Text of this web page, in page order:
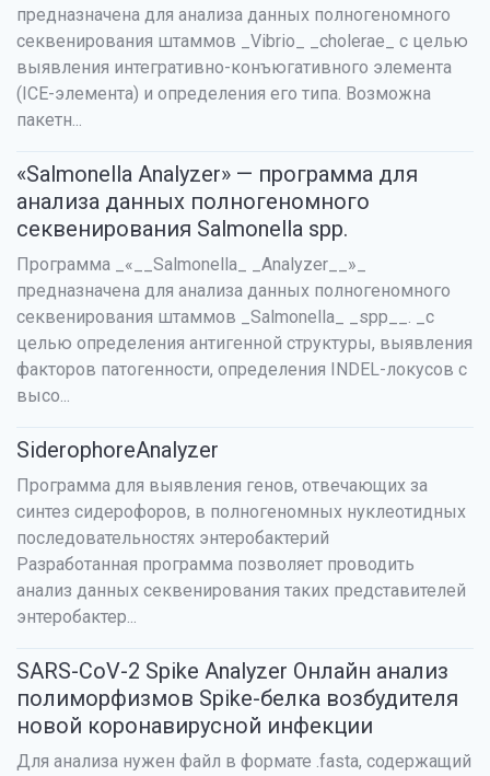
предназначена для анализа данных полногеномного
секвенирования штаммов _Vibrio_ _cholerae_ с целью
выявления интегративно-конъюгативного элемента
(ICE-элемента) и определения его типа. Возможна
пакетн...
«Salmonella Analyzer» — программа для
анализа данных полногеномного
секвенирования Salmonella spp.
Программа _«__Salmonella_ _Analyzer__»_
предназначена для анализа данных полногеномного
секвенирования штаммов _Salmonella_ _spp__. _с
целью определения антигенной структуры, выявления
факторов патогенности, определения INDEL-локусов с
высо...
SiderophoreAnalyzer
Программа для выявления генов, отвечающих за
синтез сидерофоров, в полногеномных нуклеотидных
последовательностях энтеробактерий
Разработанная программа позволяет проводить
анализ данных секвенирования таких представителей
энтеробактер...
SARS-CoV-2 Spike Analyzer Онлайн анализ
полиморфизмов Spike-белка возбудителя
новой коронавирусной инфекции
Для анализа нужен файл в формате .fasta, содержащий